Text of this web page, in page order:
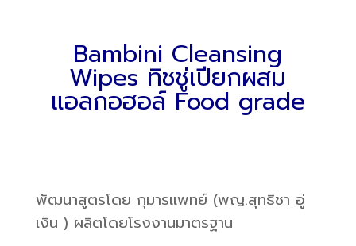
Bambini Cleansing
Wipes ทิชชู่เปียกผสม
แอลกอฮอล์ Food grade
พัฒนาสูตรโดย กุมารแพทย์ (พญ.สุทธิชา อู่
เงิน ) ผลิตโดยโรงงานมาตรฐาน